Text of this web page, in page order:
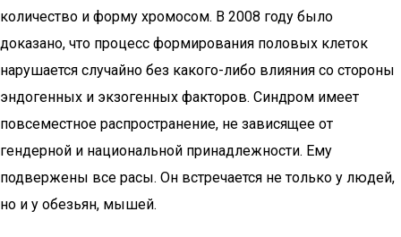
количество и форму хромосом. В 2008 году было
доказано, что процесс формирования половых клеток
нарушается случайно без какого-либо влияния со стороны
эндогенных и экзогенных факторов. Синдром имеет
повсеместное распространение, не зависящее от
гендерной и национальной принадлежности. Ему
подвержены все расы. Он встречается не только у людей,
но и у обезьян, мышей.